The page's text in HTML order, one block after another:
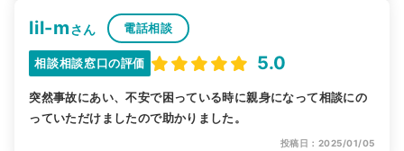
lil-mさん 電話相談
相談相談窓口の評価 5.0
突然事故にあい、不安で困っている時に親身になって相談にの
っていただけましたので助かりました。
投稿日：2025/01/05